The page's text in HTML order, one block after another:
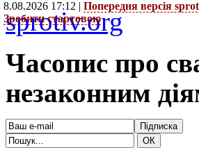
8.08.2026 17:12 | Попередня версія
Зробити стартовою
sprotiv.org
Часопис про
незаконним